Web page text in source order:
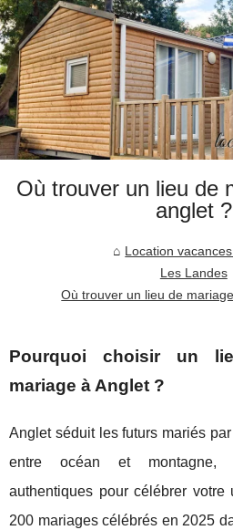
Où trouver un lieu de
anglet ?
Location
Les Landes
Où trouver un lieu de
Pourquoi choisir un
mariage à Anglet ?
Anglet séduit les futurs mariés
entre océan et montagne,
authentiques pour célébrer
200 mariages célébrés en 2025